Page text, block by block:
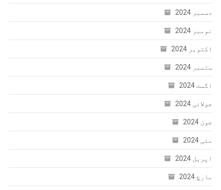
دسمبر 2024
نومبر 2024
اکتوبر 2024
ستمبر 2024
اگست 2024
جولائی 2024
جون 2024
مئی 2024
اپریل 2024
مارچ 2024